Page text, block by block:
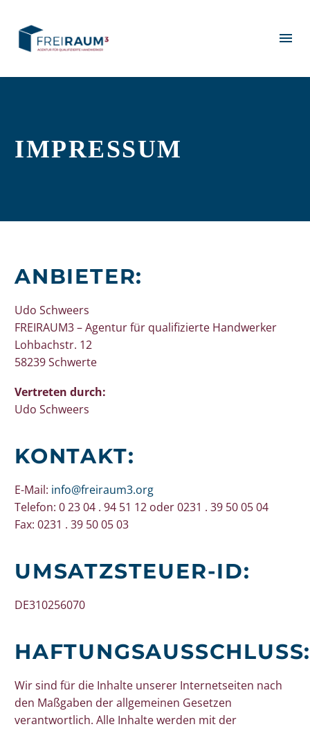
IMPRESSUM
ANBIETER:
Udo Schweers
FREIRAUM3 – Agentur für qualifizierte Handwerker
Lohbachstr. 12
58239 Schwerte
Vertreten durch:
Udo Schweers
KONTAKT:
E-Mail: info@freiraum3.org
Telefon: 0 23 04 . 94 51 12 oder 0231 . 39 50 05 04
Fax: 0231 . 39 50 05 03
UMSATZSTEUER-ID:
DE310256070
Wir sind für die Inhalte unserer Internetseiten nach
den Maßgaben der allgemeinen Gesetzen
verantwortlich. Alle Inhalte werden mit der